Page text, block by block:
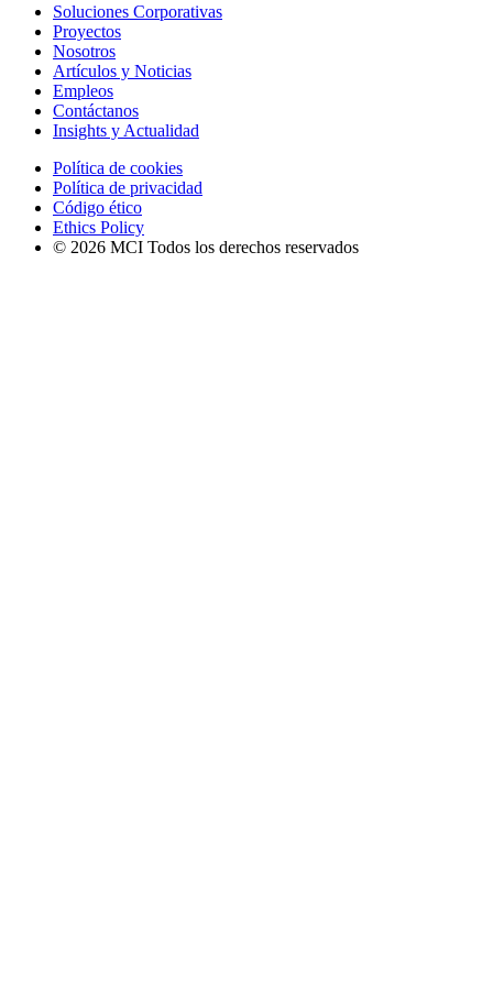
Soluciones Corporativas
Proyectos
Nosotros
Artículos y Noticias
Empleos
Contáctanos
Insights y Actualidad
Política de cookies
Política de privacidad
Código ético
Ethics Policy
© 2026 MCI Todos los derechos reservados